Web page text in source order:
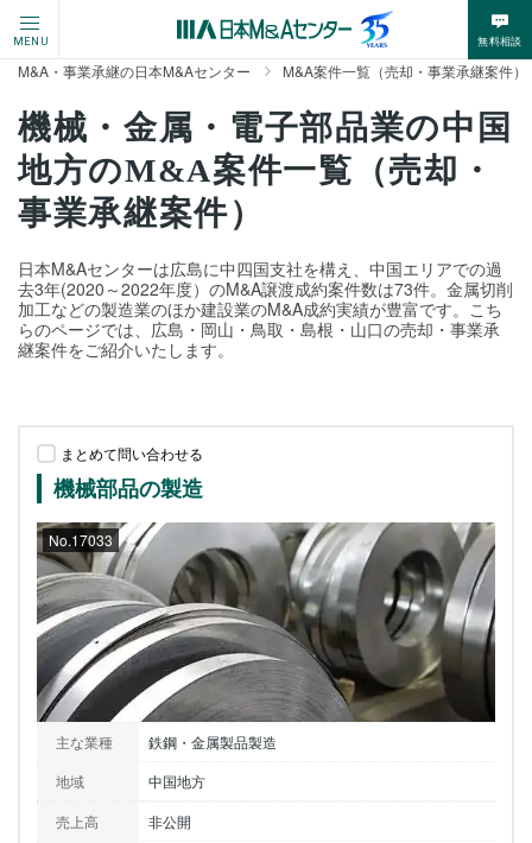
MENU 無料相談
M&A・事業承継の日本M&Aセンター M&A案件一覧（売却・事業承継案件）
機械・金属・電子部品業の中国
地方のM&A案件一覧（売却・
事業承継案件）
日本M&Aセンターは広島に中四国支社を構え、中国エリアでの過
去3年(2020～2022年度）のM&A譲渡成約案件数は73件。金属切削
加工などの製造業のほか建設業のM&A成約実績が豊富です。こち
らのページでは、広島・岡山・鳥取・島根・山口の売却・事業承
継案件をご紹介いたします。
まとめて問い合わせる
機械部品の製造
No.17033
主な業種
鉄鋼・金属製品製造
地域
中国地方
売上高
非公開